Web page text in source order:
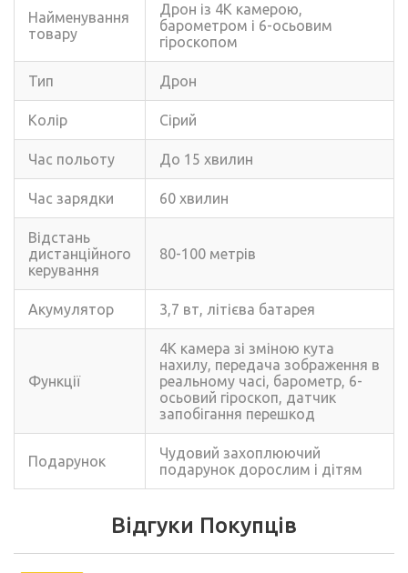
Найменування
товару
Дрон із 4K камерою,
барометром і 6-осьовим
гіроскопом
Тип Дрон
Колір Сірий
Час польоту До 15 хвилин
Час зарядки 60 хвилин
Відстань
дистанційного
керування
80-100 метрів
Акумулятор 3,7 вт, літієва батарея
Функції
4K камера зі зміною кута
нахилу, передача зображення в
реальному часі, барометр, 6-
осьовий гіроскоп, датчик
запобігання перешкод
Подарунок
Чудовий захоплюючий
подарунок дорослим і дітям
Відгуки Покупців